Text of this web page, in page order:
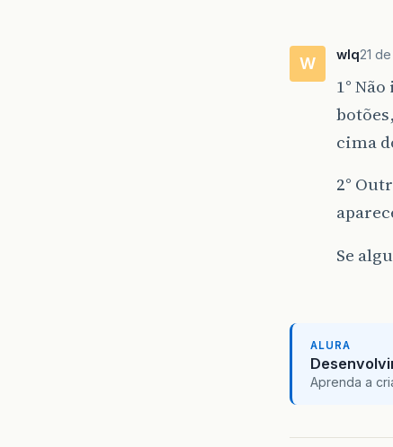
W wlq21
1°
cima
2°
Se
ALURA
Aprenda a